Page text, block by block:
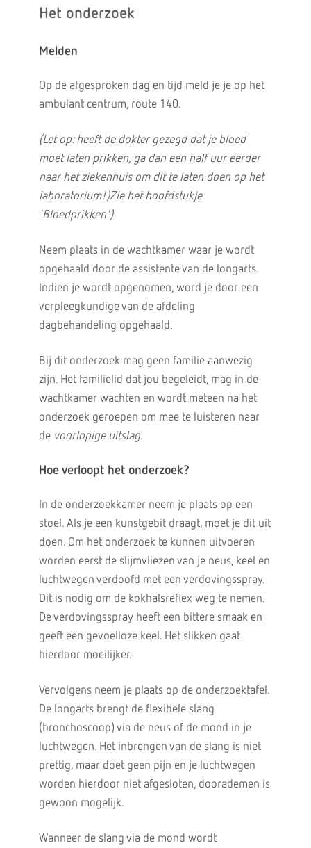
Het onderzoek
Melden
Op de afgesproken dag en tijd meld je je op het
ambulant centrum, route 140.
(Let op: heeft de dokter gezegd dat je bloed
moet laten prikken, ga dan een half uur eerder
naar het ziekenhuis om dit te laten doen op het
laboratorium!)Zie het hoofdstukje
'Bloedprikken')
Neem plaats in de wachtkamer waar je wordt
opgehaald door de assistente van de longarts.
Indien je wordt opgenomen, word je door een
verpleegkundige van de afdeling
dagbehandeling opgehaald.
Bij dit onderzoek mag geen familie aanwezig
zijn. Het familielid dat jou begeleidt, mag in de
wachtkamer wachten en wordt meteen na het
onderzoek geroepen om mee te luisteren naar
de voorlopige uitslag.
Hoe verloopt het onderzoek?
In de onderzoekkamer neem je plaats op een
stoel. Als je een kunstgebit draagt, moet je dit uit
doen. Om het onderzoek te kunnen uitvoeren
worden eerst de slijmvliezen van je neus, keel en
luchtwegen verdoofd met een verdovingsspray.
Dit is nodig om de kokhalsreflex weg te nemen.
De verdovingsspray heeft een bittere smaak en
geeft een gevoelloze keel. Het slikken gaat
hierdoor moeilijker.
Vervolgens neem je plaats op de onderzoektafel.
De longarts brengt de flexibele slang
(bronchoscoop) via de neus of de mond in je
luchtwegen. Het inbrengen van de slang is niet
prettig, maar doet geen pijn en je luchtwegen
worden hierdoor niet afgesloten, doorademen is
gewoon mogelijk.
Wanneer de slang via de mond wordt